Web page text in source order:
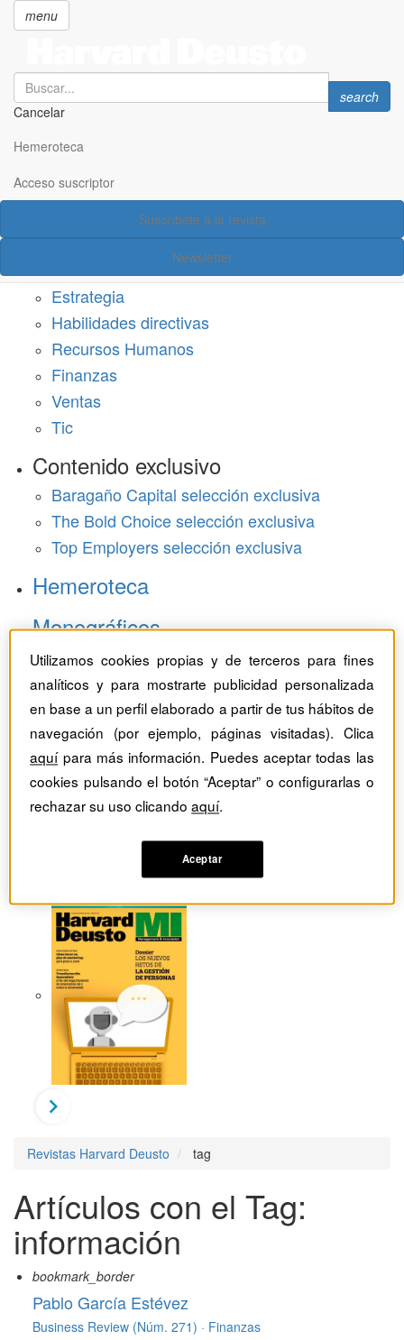
principal
menu
Search
Cancelar
Search
search
Hemeroteca
Acceso suscriptor
Suscríbete a la revista
Newsletter
Acceso suscriptor
Estrategia
Habilidades directivas
Recursos Humanos
Finanzas
Ventas
Tic
Contenido exclusivo
Baragaño Capital selección exclusiva
The Bold Choice selección exclusiva
Top Employers selección exclusiva
Hemeroteca
Monográficos
Dossieres
Revistas del mes
Revistas Harvard Deusto tag
Artículos con el Tag:
información
bookmark_border
Pablo García Estévez
Business Review (Núm. 271) · Finanzas
Utilizamos cookies propias y de terceros para fines
analíticos y para mostrarte publicidad personalizada
en base a un perfil elaborado a partir de tus hábitos de
navegación (por ejemplo, páginas visitadas). Clica
aquípara más información. Puedes aceptar todas las
cookies pulsando el botón “Aceptar” o configurarlas o
rechazar su uso clicandoaquí.
Aceptar